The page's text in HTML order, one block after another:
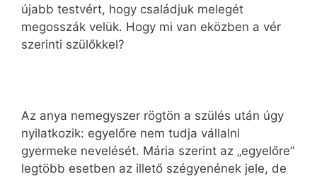
újabb testvért, hogy családjuk melegét
megosszák velük. Hogy mi van eközben a vér
szerinti szülőkkel?
Az anya nemegyszer rögtön a szülés után úgy
nyilatkozik: egyelőre nem tudja vállalni
gyermeke nevelését. Mária szerint az „egyelőre”
legtöbb esetben az illető szégyenének jele, de